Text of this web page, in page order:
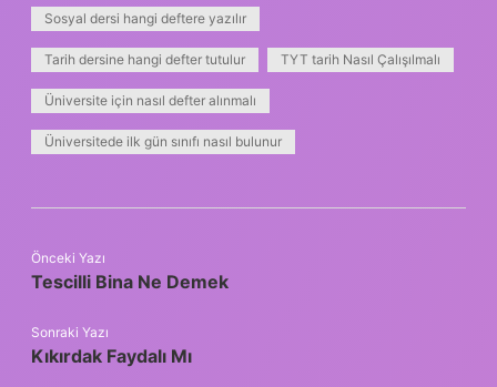
Sosyal dersi hangi deftere yazılır
Tarih dersine hangi defter tutulur TYT tarih Nasıl Çalışılmalı
Üniversite için nasıl defter alınmalı
Üniversitede ilk gün sınıfı nasıl bulunur
Önceki Yazı
Tescilli Bina Ne Demek
Sonraki Yazı
Kıkırdak Faydalı Mı